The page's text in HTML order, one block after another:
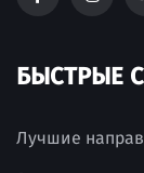
БЫСТРЫЕ
Лучшие